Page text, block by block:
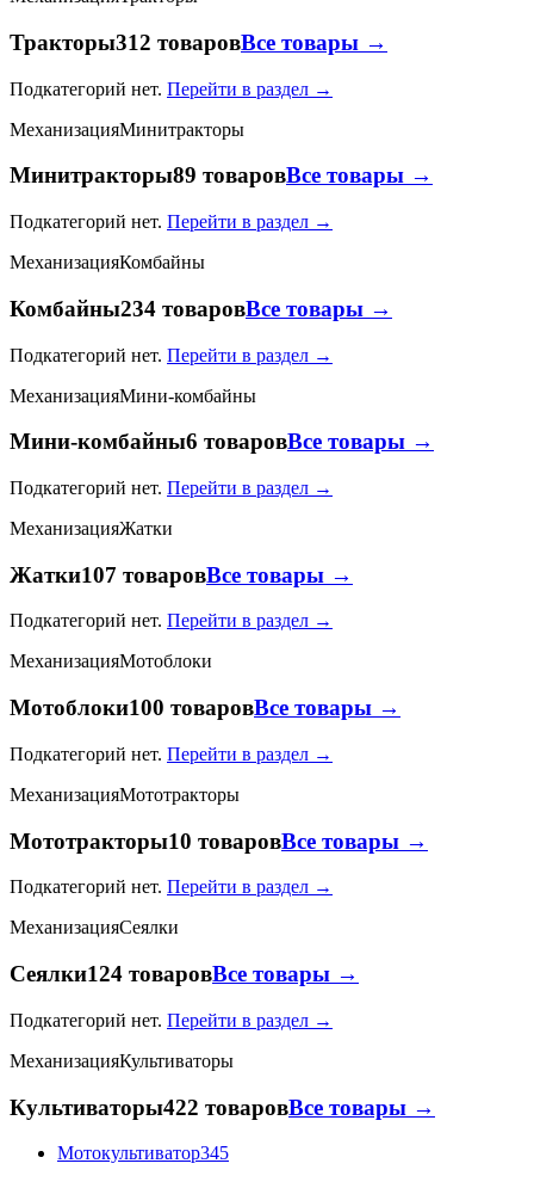
Тракторы312 товаровВсе товары →
Подкатегорий нет. Перейти в раздел →
МеханизацияМинитракторы
Минитракторы89 товаровВсе товары →
Подкатегорий нет. Перейти в раздел →
МеханизацияКомбайны
Комбайны234 товаровВсе товары →
Подкатегорий нет. Перейти в раздел →
МеханизацияМини-комбайны
Мини-комбайны6 товаровВсе товары →
Подкатегорий нет. Перейти в раздел →
МеханизацияЖатки
Жатки107 товаровВсе товары →
Подкатегорий нет. Перейти в раздел →
МеханизацияМотоблоки
Мотоблоки100 товаровВсе товары →
Подкатегорий нет. Перейти в раздел →
МеханизацияМототракторы
Мототракторы10 товаровВсе товары →
Подкатегорий нет. Перейти в раздел →
МеханизацияСеялки
Сеялки124 товаровВсе товары →
Подкатегорий нет. Перейти в раздел →
МеханизацияКультиваторы
Культиваторы422 товаровВсе товары →
Мотокультиватор345